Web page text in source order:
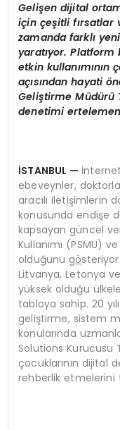
Gelişen dijital
için çeşitli fırsatlar
zamanda farklı
yaratıyor. Platform
etkin kullanımının
açısından hayati ö
Geliştirme Müdürü
denetimi
İSTANBUL —
ebeveynler,
aracılı iletişimlerin
konusunda endişe
kapsayan güncel
Kullanımı (PSMU)
olduğunu gö
Litvanya, Letonya
yüksek olduğu
tabloya sahip. 20
geliştirme, sistem
konularında
Solutions Kurucusu
çocuklarının dijital
rehberlik etmelerini